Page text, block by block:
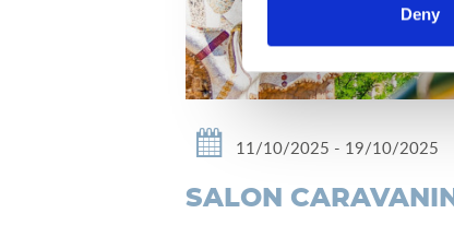
Deny
11/10/2025 - 19/10/2025
SALON